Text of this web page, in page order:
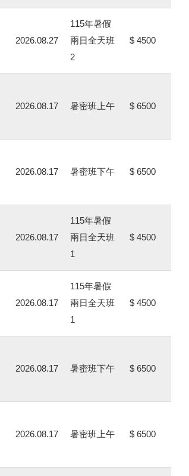
2026.08.27
115年暑假
兩日全天班
2
$ 4500
2026.08.17 暑密班上午 $ 6500
2026.08.17 暑密班下午 $ 6500
2026.08.17
115年暑假
兩日全天班
1
$ 4500
2026.08.17
115年暑假
兩日全天班
1
$ 4500
2026.08.17 暑密班下午 $ 6500
2026.08.17 暑密班上午 $ 6500